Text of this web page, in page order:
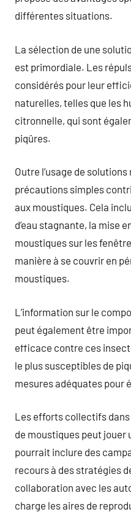
différentes situations.
La sélection de une
est primordiale. Les
considérés pour leur
naturelles, telles que les
citronnelle, qui sont
piqûres.
Outre l’usage de
précautions simples
aux moustiques. Cela
d’eau stagnante, la mise
moustiques sur les
manière à se couvrir en
moustiques.
L’information sur le
peut également être
efficace contre ces
le plus susceptibles de
mesures adéquates pour
Les efforts collectifs
de moustiques peut jouer
pourrait inclure des
recours à des stratégies
collaboration avec les
charge les aires de